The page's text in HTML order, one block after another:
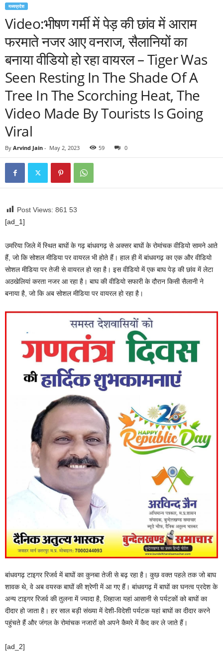
मध्यप्रदेश
Video:भीषण गर्मी में पेड़ की छांव में आराम
फरमाते नजर आए वनराज, सैलानियों का
बनाया वीडियो हो रहा वायरल – Tiger Was
Seen Resting In The Shade Of A
Tree In The Scorching Heat, The
Video Made By Tourists Is Going
Viral
By Arvind Jain - May 2, 2023 59 0
Post Views: 861 53
[ad_1]
उमरिया जिले में स्थित बाघों के गढ़ बांधवगढ़ से अक्सर बाघों के रोमांचक वीडियो सामने आते
हैं, जो कि सोशल मीडिया पर वायरल भी होते हैं। हाल ही में बांधवगढ़ का एक और वीडियो
सोशल मीडिया पर तेजी से वायरल हो रहा है। इस वीडियो में एक बाघ पेड़ की छांव में लेटा
अठखेलियां करता नजर आ रहा है। बाघ की वीडियो सफारी के दौरान किसी सैलानी ने
बनाया है, जो कि अब सोशल मीडिया पर वायरल हो रहा है।
बांधवगढ़ टाइगर रिजर्व में बाघों का कुनबा तेजी से बढ़ रहा है। कुछ वक्त पहले तक जो बाघ
शावक थे, वे अब वयस्क बाघों की श्रेणी में आ गए हैं। बांधवगढ़ में बाघों का घनत्व प्रदेश के
अन्य टाइगर रिजर्व की तुलना में ज्यादा है, लिहाजा यहां आसानी से पर्यटकों को बाघों का
दीदार हो जाता है। हर साल बड़ी संख्या में देशी-विदेशी पर्यटक यहां बाघों का दीदार करने
पहुंचते हैं और जंगल के रोमांचक नजारों को अपने कैमरे में कैद कर ले जाते हैं।
[ad_2]